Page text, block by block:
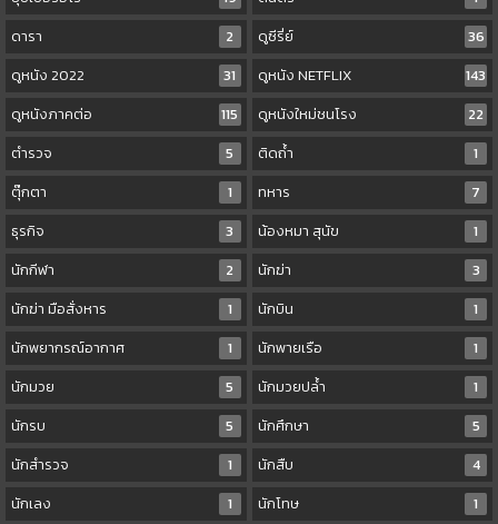
ดารา
2 ดูซีรี่ย์
36
ดูหนัง 2022
31 ดูหนัง NETFLIX
143
ดูหนังภาคต่อ
115 ดูหนังใหม่ชนโรง
22
ตำรวจ
5 ติดถ้ำ
1
ตุ๊กตา
1 ทหาร
7
ธุรกิจ
3 น้องหมา สุนัข
1
นักกีฬา
2 นักฆ่า
3
นักฆ่า มือสั่งหาร
1 นักบิน
1
นักพยากรณ์อากาศ
1 นักพายเรือ
1
นักมวย
5 นักมวยปล้ำ
1
นักรบ
5 นักศึกษา
5
นักสำรวจ
1 นักสืบ
4
นักเลง
1 นักโทษ
1